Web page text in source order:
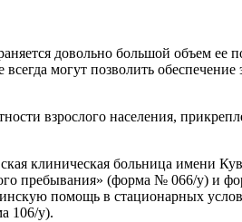
довольно большой объем ее
могут позволить
взрослого населения,
клиническая больница имени
пребывания» (форма № 066/у) и
помощь в стационарных
106/у).